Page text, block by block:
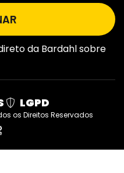
da Bardahl sobre
LGPD
os Direitos Reservados